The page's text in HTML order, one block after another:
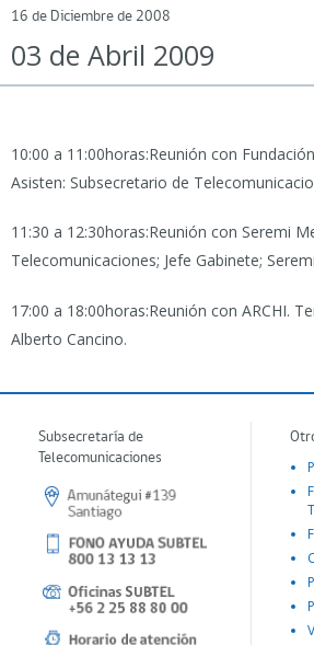
16 de Diciembre de 2008
03 de Abril 2009
10:00 a 11:00horas:Reunión con
Asisten: Subsecretario de
11:30 a 12:30horas:Reunión con Seremi
Telecomunicaciones; Jefe Gabinete;
17:00 a 18:00horas:Reunión con ARCHI.
Alberto Cancino.
Subsecretaría de
Telecomunicaciones